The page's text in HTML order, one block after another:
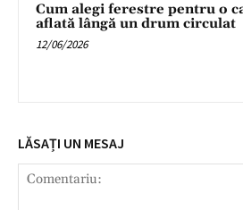
Cum alegi ferestre pentru o
aflată lângă un drum circulat
12/06/2026
LĂSAȚI UN MESAJ